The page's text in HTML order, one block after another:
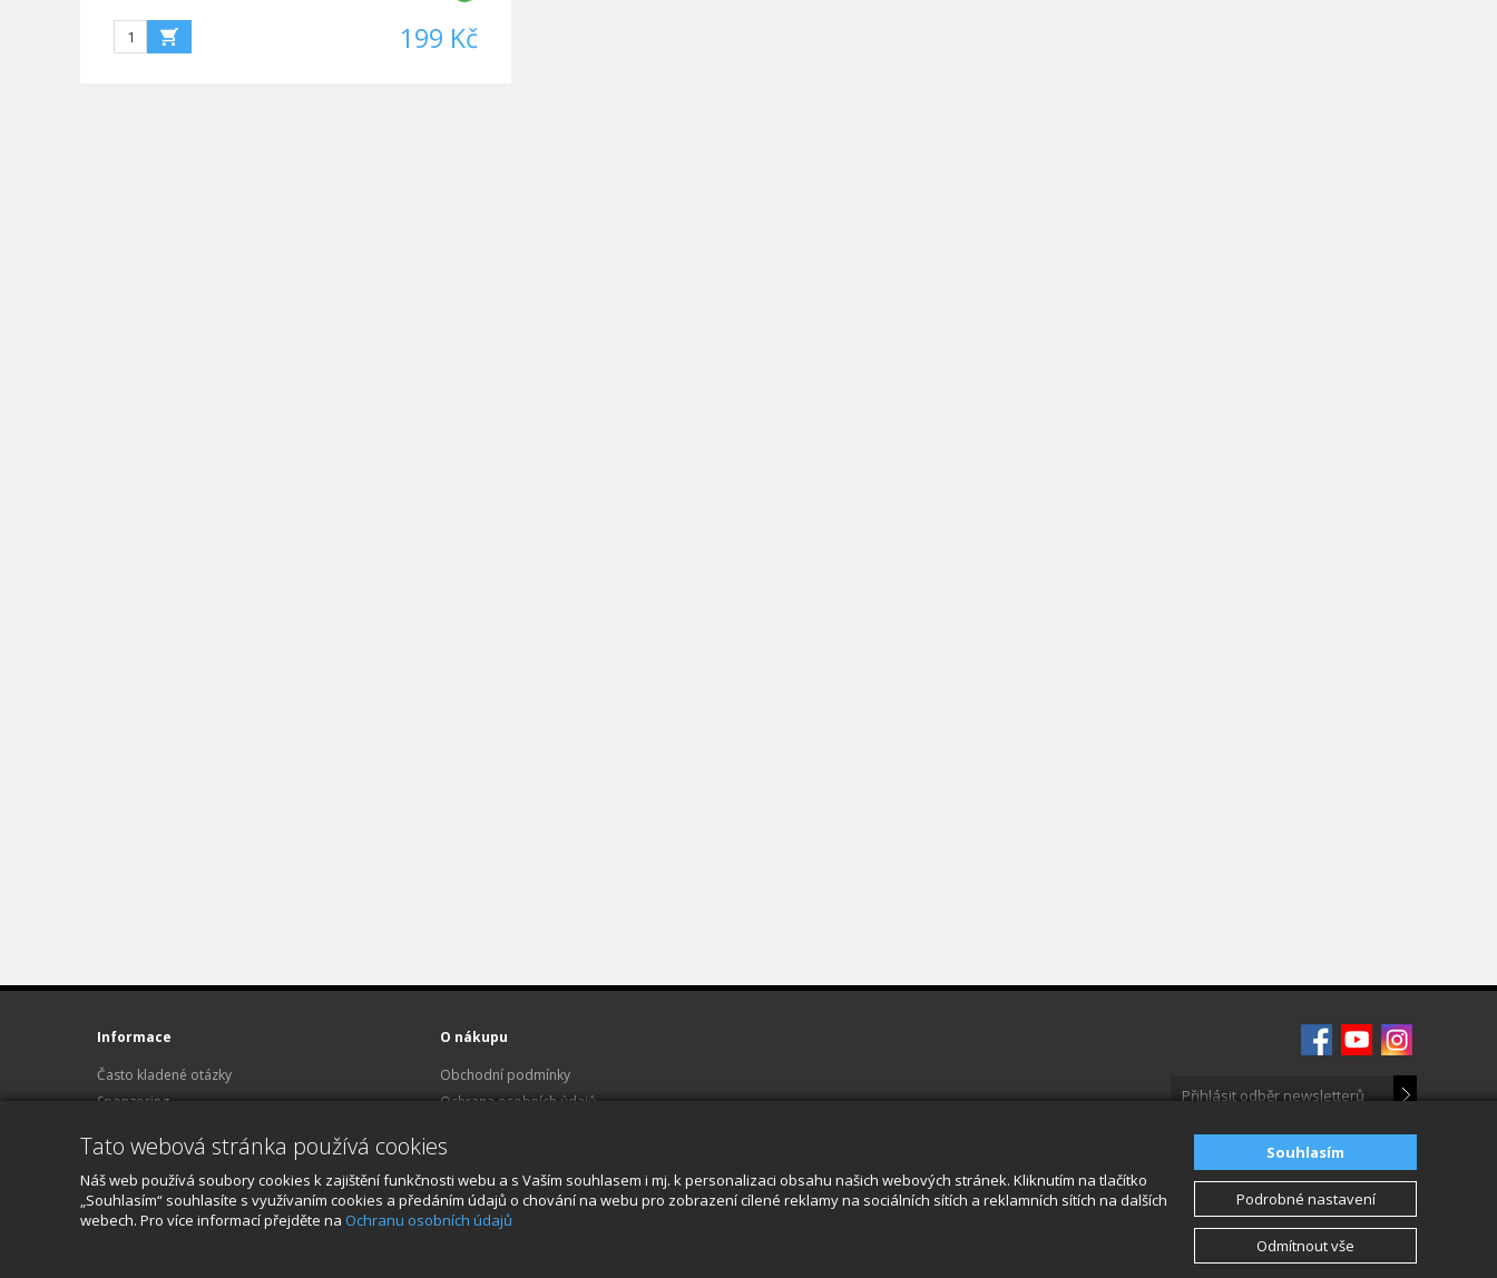
199 Kč
Informace
Často kladené otázky
Sponzoring
Kariéra
Kontakt
O nákupu
Obchodní podmínky
Ochrana osobních údajů
O nákupu
Souhlasím
Podrobné nastavení
Odmítnout vše
Tato webová stránka používá cookies
Náš web používá soubory cookies k zajištění funkčnosti webu a s Vaším souhlasem i mj. k personalizaci obsahu našich webových stránek. Kliknutím na tlačítko
„Souhlasím“ souhlasíte s využívaním cookies a předáním údajů o chování na webu pro zobrazení cílené reklamy na sociálních sítích a reklamních sítích na dalších
webech. Pro více informací přejděte na Ochranu osobních údajů